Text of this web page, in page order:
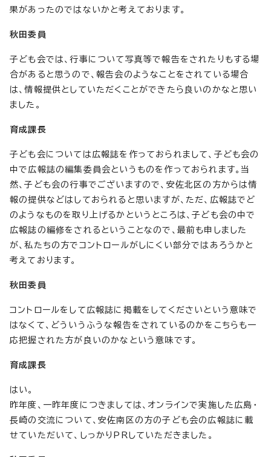
果があったのではないかと考えております。
秋田委員
子ども会では、行事について写真等で報告をされたりもする場
合があると思うので、報告会のようなことをされている場合
は、情報提供としていただくことができたら良いのかなと思い
ました。
育成課長
子ども会については広報誌を作っておられまして、子ども会の
中で広報誌の編集委員会というものを作っておられます。当
然、子ども会の行事でございますので、安佐北区の方からは情
報の提供などはしておられると思いますが、ただ、広報誌でど
のようなものを取り上げるかというところは、子ども会の中で
広報誌の編修をされるということなので、最前も申しました
が、私たちの方でコントロールがしにくい部分ではあろうかと
考えております。
秋田委員
コントロールをして広報誌に掲載をしてくださいという意味で
はなくて、どういうふうな報告をされているのかをこちらも一
応把握された方が良いのかなという意味です。
育成課長
はい。
昨年度、一昨年度につきましては、オンラインで実施した広島・
長崎の交流について、安佐南区の方の子ども会の広報誌に載
せていただいて、しっかりPRしていただきました。